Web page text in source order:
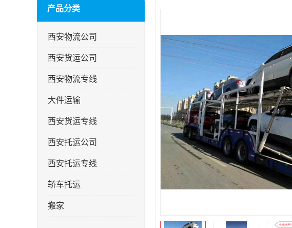
产品分类
西安物流公司
西安货运公司
西安物流专线
大件运输
西安货运专线
西安托运公司
西安托运专线
轿车托运
搬家